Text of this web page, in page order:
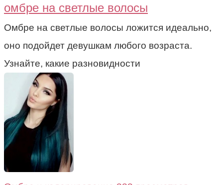
омбре на светлые волосы
Омбре на светлые волосы ложится идеально,
оно подойдет девушкам любого возраста.
Узнайте, какие разновидности